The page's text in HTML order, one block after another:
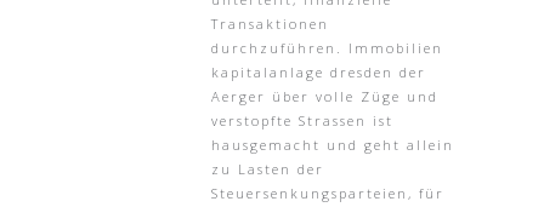
Transaktionen
durchzuführen. Immobilien
kapitalanlage dresden der
Aerger über volle Züge und
verstopfte Strassen ist
hausgemacht und geht allein
zu Lasten der
Steuersenkungsparteien, für